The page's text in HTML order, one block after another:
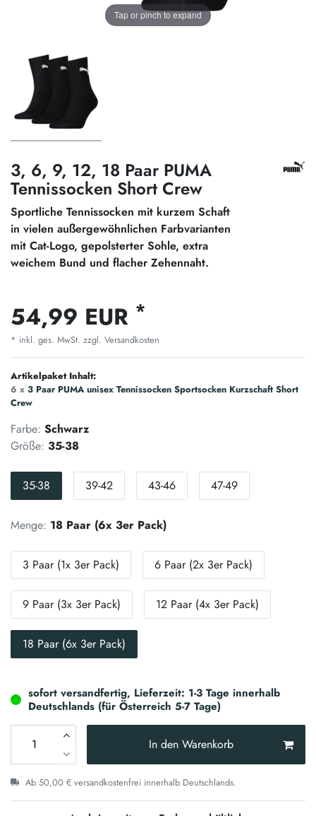
Tap or pinch to expand
3, 6, 9, 12, 18 Paar PUMA
Tennissocken Short Crew
Sportliche Tennissocken mit kurzem Schaft
in vielen außergewöhnlichen Farbvarianten
mit Cat-Logo, gepolsterter Sohle, extra
weichem Bund und flacher Zehennaht.
54,99 EUR *
* inkl. ges. MwSt. zzgl. Versandkosten
Artikelpaket Inhalt:
6 x 3 Paar PUMA unisex Tennissocken Sportsocken Kurzschaft Short
Crew
Farbe: Schwarz
Größe: 35-38
35-38 39-42 43-46 47-49
Menge: 18 Paar (6x 3er Pack)
3 Paar (1x 3er Pack) 6 Paar (2x 3er Pack)
9 Paar (3x 3er Pack) 12 Paar (4x 3er Pack)
18 Paar (6x 3er Pack)
sofort versandfertig, Lieferzeit: 1-3 Tage innerhalb
Deutschlands (für Österreich 5-7 Tage)
In den Warenkorb
Ab 50,00 € versandkostenfrei innerhalb Deutschlands.